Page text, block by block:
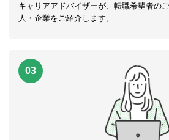
キャリアアドバイザーが、転職希望者の
人・企業をご紹介します。
03